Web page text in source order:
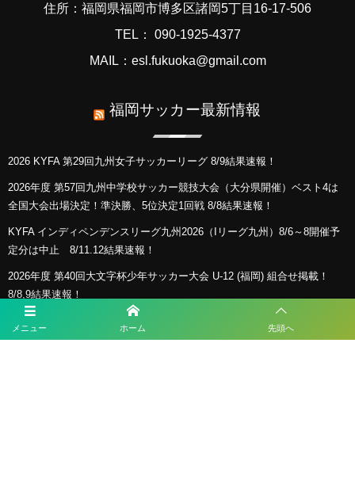
メニュー ホーム 先頭へ
住所：福岡県福岡市博多区諸岡5丁目16-17-506
TEL： 090-1925-4377
MAIL：esl.fukuoka@gmail.com
福岡サッカー最新情報
2026 KYFA 第29回九州女子サッカーリーグ 8/9結果速報！
2026年度 第57回九州中学校サッカー競技大会（大分県開催）ベスト4は
全国大会出場決定！準決勝、5位決定1回戦 8/8結果速報！
KYFA インディペンデンスリーグ九州2026（Iリーグ九州）8/6～8開催予
定分は中止 8/11.12結果速報！
2026年度 第40回大文字杯少年サッカー大会 U-12 (福岡) 組合せ掲載！
8/8,9結果速報！
2026年度 KYFA第43回九州女子サッカー選手権大会 兼 第48回皇后杯九州
大会（長崎県開催）9/12～14開催！残るは鹿児島8/9決定予定！